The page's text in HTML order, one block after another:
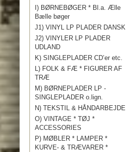
I) BØRNEBØGER * Bl.a. Ælle
Bælle bøger
J1) VINYL LP PLADER DANSK
J2) VINYLER LP PLADER
UDLAND
K) SINGLEPLADER CD’er etc.
L) FOLK & FÆ * FIGURER AF
TRÆ
M) BØRNEPLADER LP -
SINGLEPLADER o.lign.
N) TEKSTIL & HÅNDARBEJDE
O) VINTAGE * TØJ *
ACCESSORIES
P) MØBLER * LAMPER *
KURVE- & TRÆVARER *